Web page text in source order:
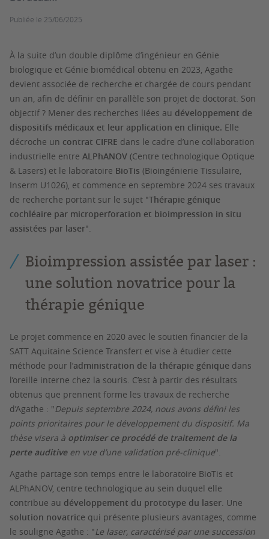
Publiée le 25/06/2025
À la suite d’un double diplôme d’ingénieur en Génie
biologique et Génie biomédical obtenu en 2023, Agathe
devient associée de recherche et chargée de cours pendant
un an, afin de définir en parallèle son projet de doctorat. Son
objectif ? Mener des recherches liées au développement de
dispositifs médicaux et leur application en clinique. Elle
décroche un contrat CIFRE dans le cadre d’une collaboration
industrielle entre ALPhANOV (Centre technologique Optique
& Lasers) et le laboratoire BioTis (Bioingénierie Tissulaire,
Inserm U1026), et commence en septembre 2024 ses travaux
de recherche portant sur le sujet "Thérapie génique
cochléaire par microperforation et bioimpression in situ
assistées par laser".
Bioimpression assistée par laser :
une solution novatrice pour la
thérapie génique
Le projet commence en 2020 avec le soutien financier de la
SATT Aquitaine Science Transfert et vise à étudier cette
méthode pour l’administration de la thérapie génique dans
l’oreille interne chez la souris. C’est à partir des résultats
obtenus que prennent forme les travaux de recherche
d’Agathe : "Depuis septembre 2024, nous avons défini les
points prioritaires pour le développement du dispositif. Ma
thèse visera à optimiser ce procédé de traitement de la
perte auditiveen vue d’une validation pré-clinique".
Agathe partage son temps entre le laboratoire BioTis et
ALPhANOV, centre technologique au sein duquel elle
contribue au développement du prototype du laser. Une
solution novatrice qui présente plusieurs avantages, comme
le souligne Agathe : "Le laser, caractérisé par une succession